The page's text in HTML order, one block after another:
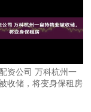
资公司 万科杭州一
收储，将变身保租房